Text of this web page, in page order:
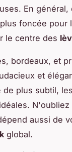
En
foncée pour
le centre des
bordeaux, et
et
de plus subtil,
aussi de
global.